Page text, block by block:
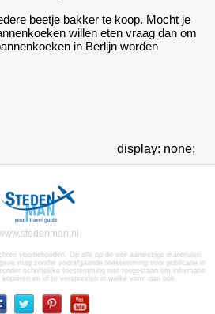
beetje bakker te koop. Mocht je
willen eten vraag dan om
in Berlijn worden
display: none;
voorbehouden. Op alle op de site aanwezige materialen
mag zonder voorafgaande toestemming voor publicatie in
schriftelijke toestemming niet toegestaan om informatie
en of te verspreiden in welke vorm dan ook.